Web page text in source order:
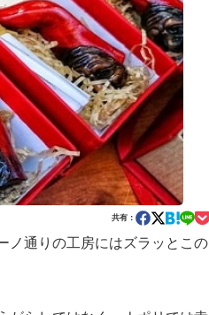
共有：
ノ通りの工房にはズラッとこの